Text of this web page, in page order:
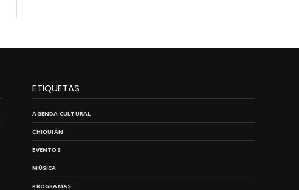
ETIQUETAS
AGENDA CULTURAL
CHIQUIÁN
EVENTOS
MÚSICA
PROGRAMAS